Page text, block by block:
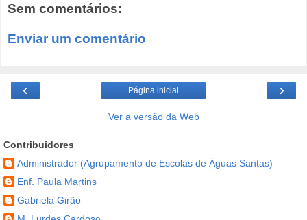
Sem comentários:
Enviar um comentário
‹ ›
Página inicial
Ver a versão da Web
Contribuidores
Administrador (Agrupamento de Escolas de Águas Santas)
Enf. Paula Martins
Gabriela Girão